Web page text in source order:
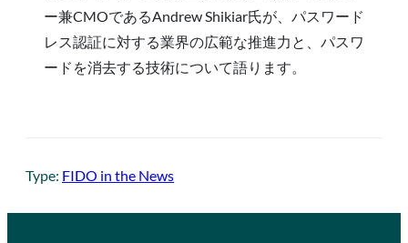
ー兼CMOであるAndrew Shikiar氏が、パスワード
レス認証に対する業界の広範な推進力と、パスワ
ードを消去する技術について語ります。
Type: FIDO in the News